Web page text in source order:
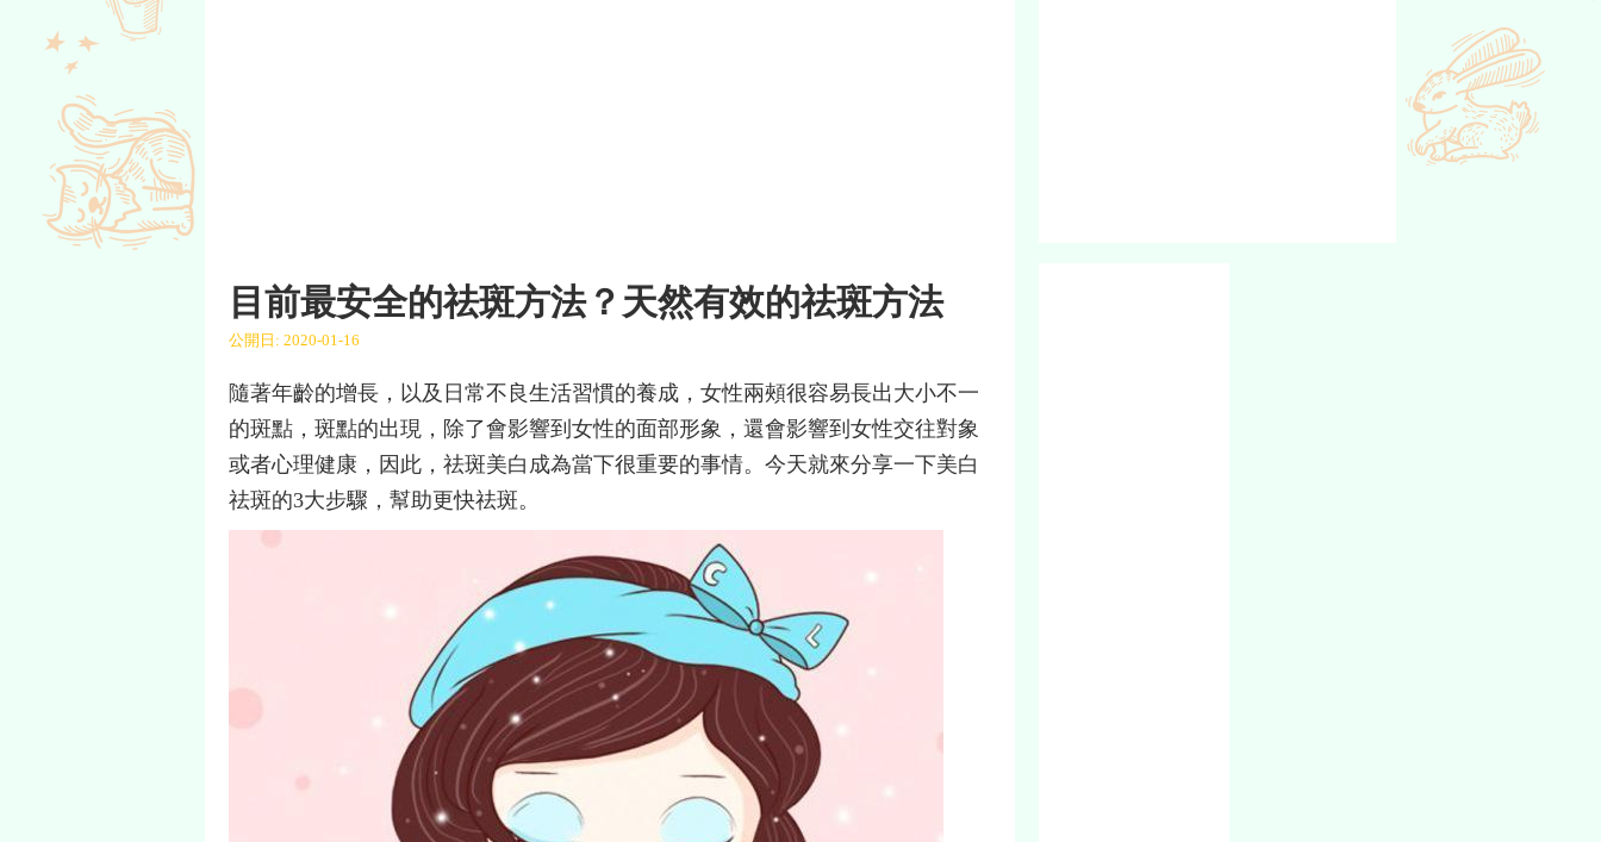
目前最安全的祛斑方法？天然有效的祛斑方法
公開日: 2020-01-16
隨著年齡的增長，以及日常不良生活習慣的養成，女性兩頰很容易長出大小不一
的斑點，斑點的出現，除了會影響到女性的面部形象，還會影響到女性交往對象
或者心理健康，因此，祛斑美白成為當下很重要的事情。今天就來分享一下美白
祛斑的3大步驟，幫助更快祛斑。